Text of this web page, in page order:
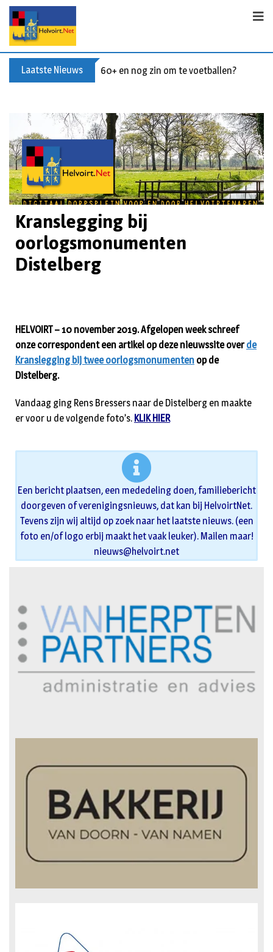
Laatste Nieuws 60+ en nog zin om te voetballen? Kom
Kranslegging bij
oorlogsmonumenten
Distelberg
HELVOIRT – 10 november 2019. Afgelopen week schreef
onze correspondent een artikel op deze nieuwssite overde
Kranslegging bij twee oorlogsmonumenten op de
Distelberg.
Vandaag ging Rens Bressers naar de Distelberg en maakte
er voor u de volgende foto’s. KLIK HIER
Een bericht plaatsen, een mededeling doen, familiebericht
doorgeven of verenigingsnieuws, dat kan bij HelvoirtNet.
Tevens zijn wij altijd op zoek naar het laatste nieuws. (een
foto en/of logo erbij maakt het vaak leuker). Mailen maar!
nieuws@helvoirt.net